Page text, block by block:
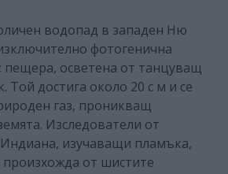
водопад в западен Ню
фотогенична
пещера, осветена от танцуващ
Той достига около 20 с м и се
газ, проникващ
Изследователи от
изучаващи пламъка,
произхожда от шистите